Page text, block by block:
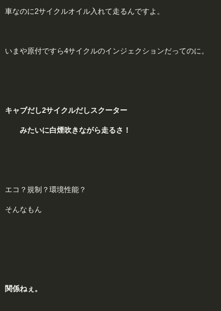
車なのに2サイクルオイル入れて走るんですよ。
いまや原付ですら4サイクルのインジェクションだってのに。
キャブだし2サイクルだしスクーター
みたいに白煙吹きながら走るさ！
エコ？規制？環境性能？
そんなもん
関係ねぇ。